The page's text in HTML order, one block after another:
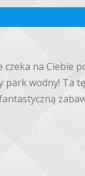
na Ciebie
wodny! Ta